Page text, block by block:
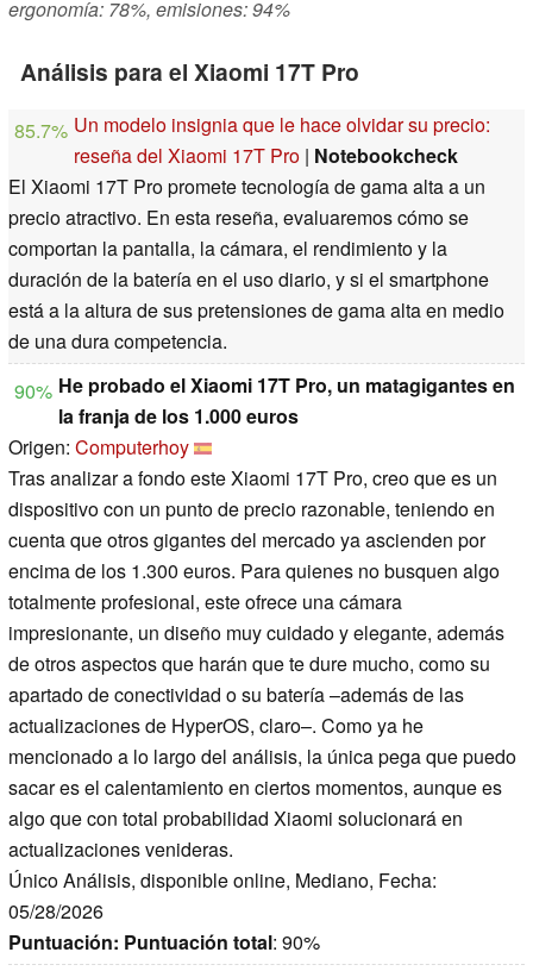
ergonomía: 78%, emisiones: 94%
Análisis para el Xiaomi 17T Pro
85.7% Un modelo insignia que le hace olvidar su precio:
reseña del Xiaomi 17T Pro | Notebookcheck
El Xiaomi 17T Pro promete tecnología de gama alta a un
precio atractivo. En esta reseña, evaluaremos cómo se
comportan la pantalla, la cámara, el rendimiento y la
duración de la batería en el uso diario, y si el smartphone
está a la altura de sus pretensiones de gama alta en medio
de una dura competencia.
90% He probado el Xiaomi 17T Pro, un matagigantes en
la franja de los 1.000 euros
Origen: Computerhoy
Tras analizar a fondo este Xiaomi 17T Pro, creo que es un
dispositivo con un punto de precio razonable, teniendo en
cuenta que otros gigantes del mercado ya ascienden por
encima de los 1.300 euros. Para quienes no busquen algo
totalmente profesional, este ofrece una cámara
impresionante, un diseño muy cuidado y elegante, además
de otros aspectos que harán que te dure mucho, como su
apartado de conectividad o su batería –además de las
actualizaciones de HyperOS, claro–. Como ya he
mencionado a lo largo del análisis, la única pega que puedo
sacar es el calentamiento en ciertos momentos, aunque es
algo que con total probabilidad Xiaomi solucionará en
actualizaciones venideras.
Único Análisis, disponible online, Mediano, Fecha:
05/28/2026
Puntuación: Puntuación total: 90%